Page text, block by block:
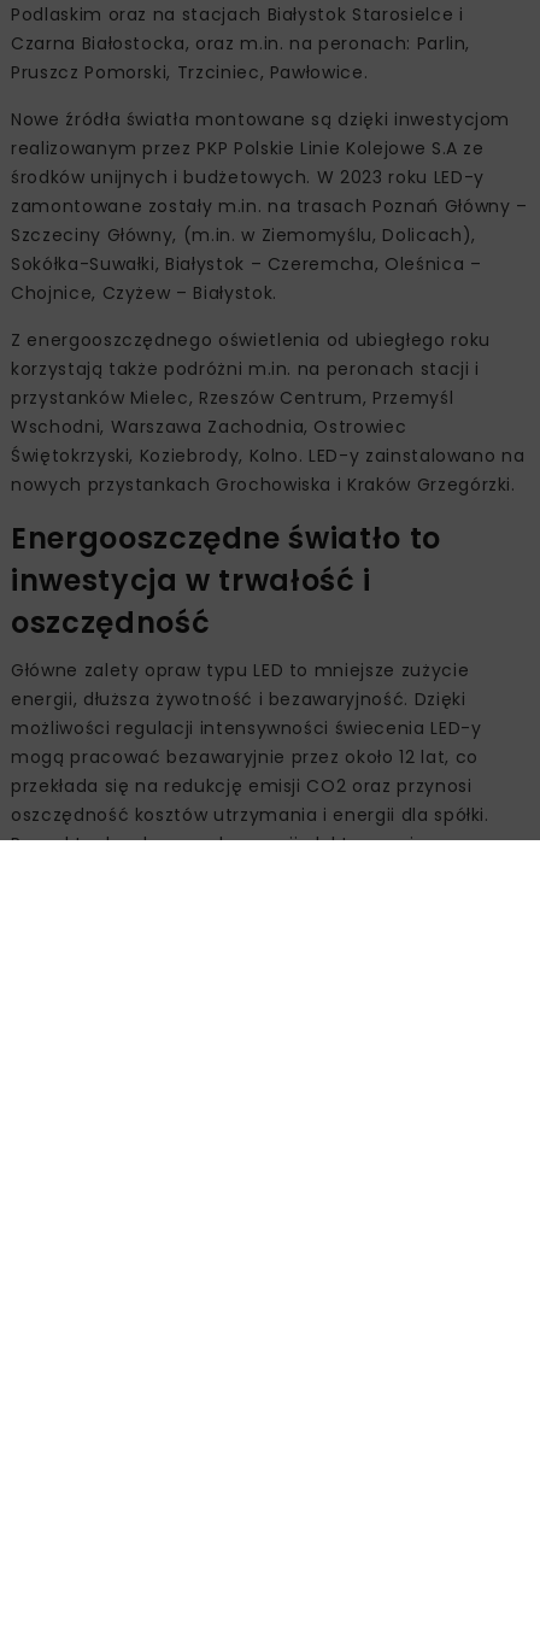
Podlaskim oraz na stacjach Białystok Starosielce i
Czarna Białostocka, oraz m.in. na peronach: Parlin,
Pruszcz Pomorski, Trzciniec, Pawłowice.
Nowe źródła światła montowane są dzięki inwestycjom
realizowanym przez PKP Polskie Linie Kolejowe S.A ze
środków unijnych i budżetowych. W 2023 roku LED-y
zamontowane zostały m.in. na trasach Poznań Główny –
Szczeciny Główny, (m.in. w Ziemomyślu, Dolicach),
Sokółka-Suwałki, Białystok – Czeremcha, Oleśnica –
Chojnice, Czyżew – Białystok.
Z energooszczędnego oświetlenia od ubiegłego roku
korzystają także podróżni m.in. na peronach stacji i
przystanków Mielec, Rzeszów Centrum, Przemyśl
Wschodni, Warszawa Zachodnia, Ostrowiec
Świętokrzyski, Koziebrody, Kolno. LED-y zainstalowano na
nowych przystankach Grochowiska i Kraków Grzegórzki.
Energooszczędne światło to
inwestycja w trwałość i
oszczędność
Główne zalety opraw typu LED to mniejsze zużycie
energii, dłuższa żywotność i bezawaryjność. Dzięki
możliwości regulacji intensywności świecenia LED-y
mogą pracować bezawaryjnie przez około 12 lat, co
przekłada się na redukcję emisji CO2 oraz przynosi
oszczędność kosztów utrzymania i energii dla spółki.
Przy aktualnych cenach energii elektrycznej